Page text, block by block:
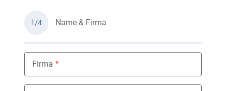
1/4 Name & Firma
Firma